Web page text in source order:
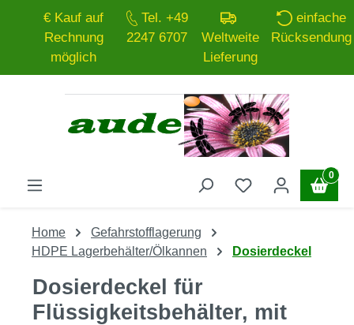
Zum Hauptinhalt springen
€ Kauf auf
Rechnung
möglich
Tel. +49
2247 6707
Weltweite
Lieferung
einfache
Rücksendung
0
Home
Gefahrstofflagerung
HDPE Lagerbehälter/Ölkannen
Dosierdeckel
Dosierdeckel für
Flüssigkeitsbehälter, mit